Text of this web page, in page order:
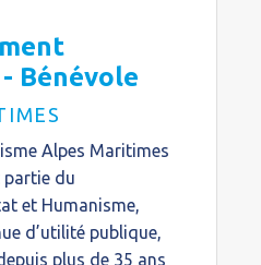
Bénévole
Alpes Maritimes
partie du
et Humanisme,
d’utilité publique,
plus de 35 ans